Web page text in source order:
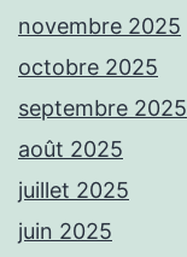
novembre 2025
octobre 2025
septembre 2025
août 2025
juillet 2025
juin 2025